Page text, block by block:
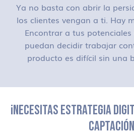
Ya no basta con abrir la
los clientes vengan a ti. Hay
Encontrar a tus
puedan decidir trabajar
producto es difícil sin una
¡NECESITAS ESTRATEGIA